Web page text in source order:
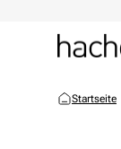
Startseite